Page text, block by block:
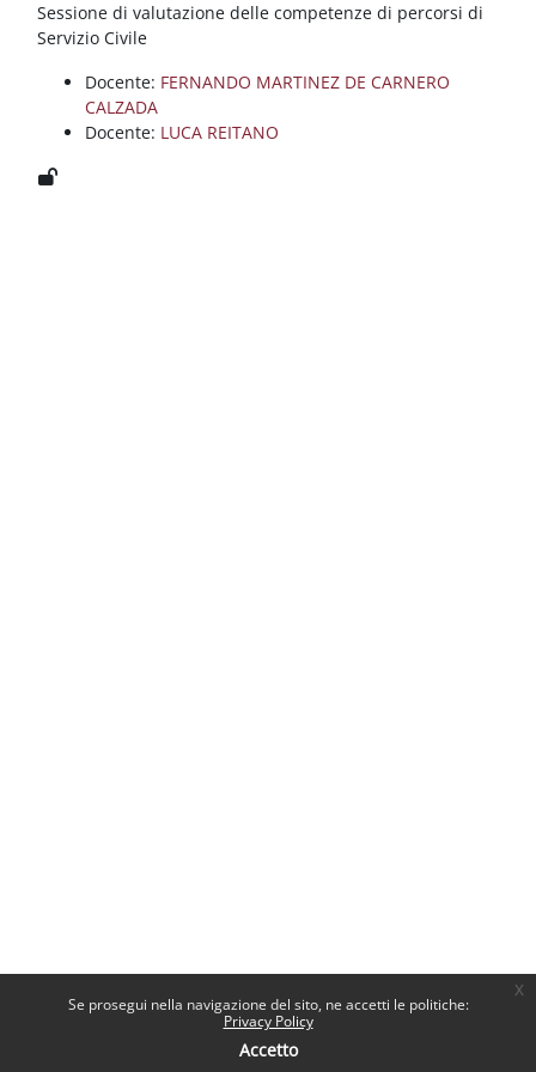
Vai al contenuto principale
Se prosegui nella navigazione del sito, ne accetti le politiche:
Privacy Policy
Accetto
x
Blocchi
Sessione di valutazione delle competenze di percorsi di
Servizio Civile
Docente: FERNANDO MARTINEZ DE CARNERO
CALZADA
Docente: LUCA REITANO